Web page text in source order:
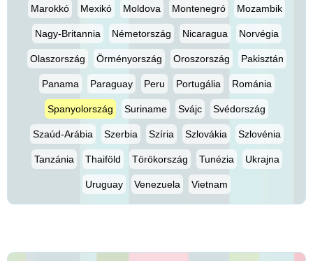
Marokkó Mexikó Moldova Montenegró Mozambik
Nagy-Britannia Németország Nicaragua Norvégia
Olaszország Örményország Oroszország Pakisztán
Panama Paraguay Peru Portugália Románia
Spanyolország Suriname Svájc Svédország
Szaúd-Arábia Szerbia Szíria Szlovákia Szlovénia
Tanzánia Thaiföld Törökország Tunézia Ukrajna
Uruguay Venezuela Vietnam